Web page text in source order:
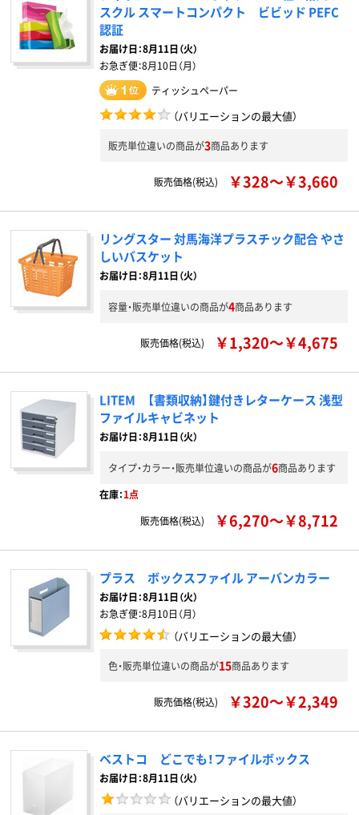
スクル スマートコンパクト ビビッド PEFC
認証
お届け日：8月11日（火）
お急ぎ便：8月10日（月）
ティッシュペーパー
（バリエーションの最大値）
販売単位違いの商品が3商品あります
販売価格(税込) ￥328～￥3,660
リングスター 対馬海洋プラスチック配合 やさ
しいバスケット
お届け日：8月11日（火）
容量・販売単位違いの商品が4商品あります
販売価格(税込) ￥1,320～￥4,675
LITEM 【書類収納】鍵付きレターケース 浅型
ファイルキャビネット
お届け日：8月11日（火）
タイプ・カラー・販売単位違いの商品が6商品あります
在庫：1点
販売価格(税込)
￥6,270～￥8,712
プラス ボックスファイル アーバンカラー
お届け日：8月11日（火）
お急ぎ便：8月10日（月）
（バリエーションの最大値）
色・販売単位違いの商品が15商品あります
販売価格(税込) ￥320～￥2,349
ベストコ どこでも！ファイルボックス
お届け日：8月11日（火）
（バリエーションの最大値）